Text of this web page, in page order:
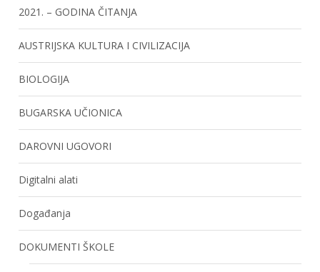
2021. – GODINA ČITANJA
AUSTRIJSKA KULTURA I CIVILIZACIJA
BIOLOGIJA
BUGARSKA UČIONICA
DAROVNI UGOVORI
Digitalni alati
Događanja
DOKUMENTI ŠKOLE